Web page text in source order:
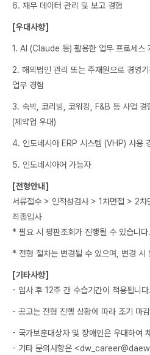
6. 재무 데이터 관리 및 보고 경험
[우대사항]
1. AI (Claude 등) 활용한 업무 프로세스
2. 해외법인 관리 또는 주재원으로 경영
업무 경험
3. 숙박, 코리빙, 코워킹, F&B 등 사업 경
(제약업 우대)
4. 인도네시아 ERP 시스템 (VHP) 사용
5. 인도네시아어 가능자
[전형안내]
서류접수 > 인적성검사 > 1차면접 > 2
최종입사
* 필요 시 평판조회가 진행될 수 있습니다.
* 전형 절차는 변경될 수 있으며, 변경 시
[기타사항]
- 입사 후 12주 간 수습기간이 적용됩니다.
- 공고는 전형 진행 상황에 따라 조기 마
- 국가보훈대상자 및 장애인은 우대하여
- 기타 문의사항은